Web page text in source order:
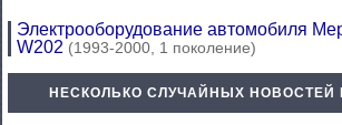
Электрооборудование автомобиля
W202 (1993-2000, 1 поколение)
НЕСКОЛЬКО СЛУЧАЙНЫХ НОВОСТЕЙ